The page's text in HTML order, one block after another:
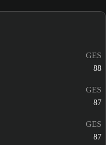
GES
88
GES
87
GES
87